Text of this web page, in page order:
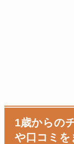
1歳からの
や口コミを